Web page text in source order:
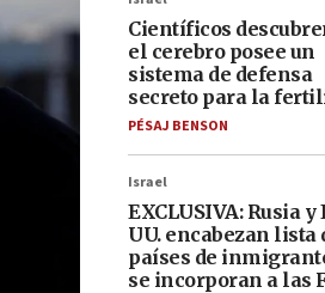
Científicos
el cerebro posee un
sistema de defensa
secreto para la
PÉSAJ BENSON
Israel
EXCLUSIVA: Rusia y
UU. encabezan lista
países de
se incorporan a las